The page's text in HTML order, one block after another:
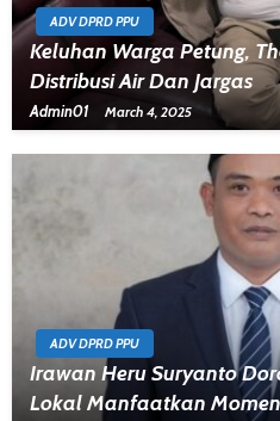
ADV DPRD PPU
Keluhan Warga Petung,
Distribusi Air Dan Jargas
Admin01 March 4, 2025
ADV DPRD PPU
Irawan Heru Suryanto
Lokal Manfaatkan